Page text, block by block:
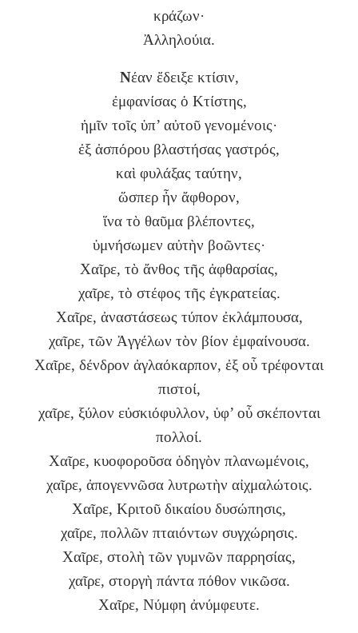
κράζων·
Ἀλληλούια.
Νέαν ἔδειξε κτίσιν,
ἐμφανίσας ὁ Κτίστης,
ἡμῖν τοῖς ὑπ’ αὐτοῦ γενομένοις·
ἐξ ἀσπόρου βλαστήσας γαστρός,
καὶ φυλάξας ταύτην,
ὥσπερ ἦν ἄφθορον,
ἵνα τὸ θαῦμα βλέποντες,
ὑμνήσωμεν αὐτὴν βοῶντες·
Χαῖρε, τὸ ἄνθος τῆς ἀφθαρσίας,
χαῖρε, τὸ στέφος τῆς ἐγκρατείας.
Χαῖρε, ἀναστάσεως τύπον ἐκλάμπουσα,
χαῖρε, τῶν Ἀγγέλων τὸν βίον ἐμφαίνουσα.
Χαῖρε, δένδρον ἀγλαόκαρπον, ἐξ οὗ τρέφονται
πιστοί,
χαῖρε, ξύλον εὐσκιόφυλλον, ὑφ’ οὗ σκέπονται
πολλοί.
Χαῖρε, κυοφοροῦσα ὁδηγὸν πλανωμένοις,
χαῖρε, ἀπογεννῶσα λυτρωτὴν αἰχμαλώτοις.
Χαῖρε, Κριτοῦ δικαίου δυσώπησις,
χαῖρε, πολλῶν πταιόντων συγχώρησις.
Χαῖρε, στολὴ τῶν γυμνῶν παρρησίας,
χαῖρε, στοργὴ πάντα πόθον νικῶσα.
Χαῖρε, Νύμφη ἀνύμφευτε.